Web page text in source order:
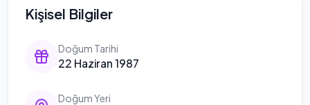
Kişisel Bilgiler
Doğum Tarihi
22 Haziran 1987
Doğum Yeri